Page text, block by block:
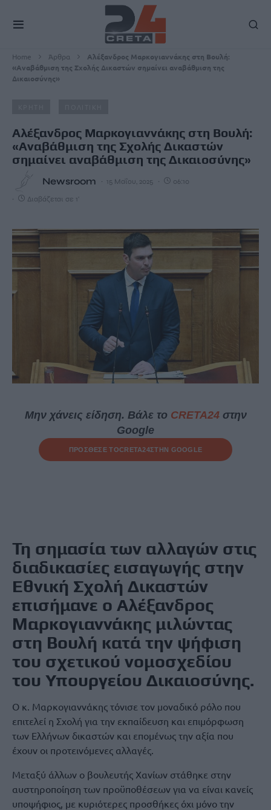
Home Άρθρα
Αλέξανδρος Μαρκογιαννάκης στη Βουλή:
«Αναβάθμιση της Σχολής Δικαστών σημαίνει αναβάθμιση της
Δικαιοσύνης»
Αλέξανδρος Μαρκογιαννάκης στη Βουλή:
«Αναβάθμιση της Σχολής Δικαστών
σημαίνει αναβάθμιση της Δικαιοσύνης»
Newsroom 15 Μαΐου, 2025 06:10
Διαβάζεται σε 1'
Μην χάνεις είδηση. Βάλε το CRETA24στην
Google
ΠΡΟΣΘΕΣΕ ΤΟCRETA24ΣΤΗΝ GOOGLE
Τη σημασία των αλλαγών στις
διαδικασίες εισαγωγής στην
Εθνική Σχολή Δικαστών
επισήμανε ο Αλέξανδρος
Μαρκογιαννάκης μιλώντας
στη Βουλή κατά την ψήφιση
του σχετικού νομοσχεδίου
του Υπουργείου Δικαιοσύνης.
Ο κ. Μαρκογιαννάκης τόνισε τον μοναδικό ρόλο που
επιτελεί η Σχολή για την εκπαίδευση και επιμόρφωση
των Ελλήνων δικαστών και επομένως την αξία που
έχουν οι προτεινόμενες αλλαγές.
Μεταξύ άλλων ο βουλευτής Χανίων στάθηκε στην
αυστηροποίηση των προϋποθέσεων για να είναι κανείς
υποψήφιος, με κυριότερες προσθήκες όχι μόνο την